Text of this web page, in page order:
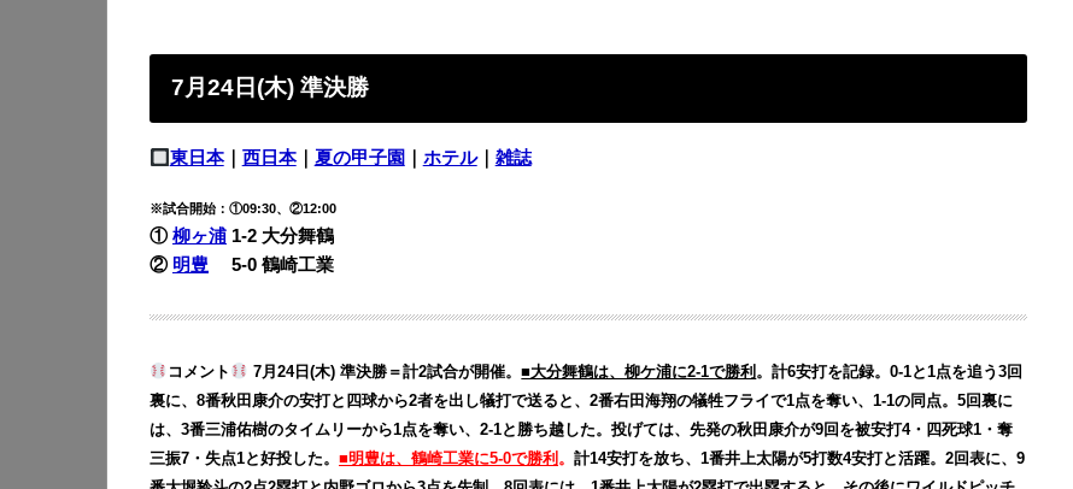
7月24日(木) 準決勝
東日本｜ 西日本｜ 夏の甲子園 ホテル｜ 雑誌
※試合開始：①09:30、②12:00
①柳ヶ浦 1-2 大分舞鶴
② 明豊 5-0 鶴崎工業
コメント 7月24日(木) 準決勝＝計2試合が開催。■大分舞鶴は、柳ケ浦に2-1で勝利 。計6安打を記録。0-1と1点を追う3回
裏に、8番秋田康介の安打と四球から2者を出し犠打で送ると、2番右田海翔の犠牲フライで1点を奪い、1-1の同点。5回裏に
は、3番三浦佑樹のタイムリーから1点を奪い、2-1と勝ち越した。投げては、先発の秋田康介が9回を被安打4・四死球1・奪
三振7・失点1と好投した。 ■明豊は、鶴崎工業に5-0で勝利 。 計14安打を放ち、1番井上太陽が5打数4安打と活躍。2回表に、9